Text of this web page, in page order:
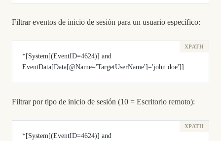
Filtrar eventos de inicio de sesión para un usuario específico:
*[System[(EventID=4624)] and
EventData[Data[@Name='TargetUserName']='john.doe']]
Filtrar por tipo de inicio de sesión (10 = Escritorio remoto):
*[System[(EventID=4624)] and